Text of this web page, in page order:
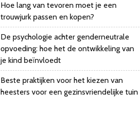
Hoe lang van tevoren moet je een
trouwjurk passen en kopen?
De psychologie achter genderneutrale
opvoeding: hoe het de ontwikkeling van
je kind beïnvloedt
Beste praktijken voor het kiezen van
heesters voor een gezinsvriendelijke tuin